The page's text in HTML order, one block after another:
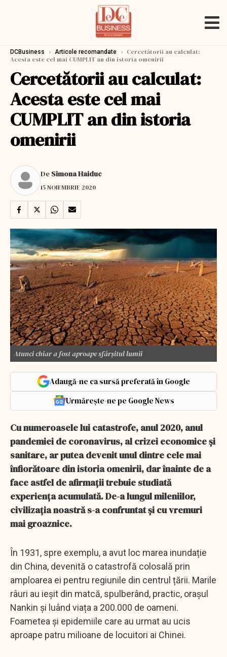
DCBusiness › Articole recomandate › Cercetătorii au calculat:
Acesta este cel mai CUMPLIT an din istoria omenirii
Cercetătorii au calculat:
Acesta este cel mai
CUMPLIT an din istoria
omenirii
De Simona Haiduc
15 NOIEMBRIE 2020
Atunci chiar a fost aproape sfârșitul lumii
Adaugă-ne ca sursă preferată în Google
Urmărește-ne pe Google News
Cu numeroasele lui catastrofe, anul 2020, anul
pandemiei de coronavirus, al crizei economice și
sanitare, ar putea devenit unul dintre cele mai
înfiorătoare din istoria omenirii, dar înainte de a
face astfel de afirmații trebuie studiată
experiența acumulată. De-a lungul mileniilor,
civilizația noastră s-a confruntat și cu vremuri
mai groaznice.
În 1931, spre exemplu, a avut loc marea inundație
din China, devenită o catastrofă colosală prin
amploarea ei pentru regiunile din centrul țării. Marile
râuri au ieșit din matcă, spulberând, practic, orașul
Nankin și luând viața a 200.000 de oameni.
Foametea și epidemiile care au urmat au ucis
aproape patru milioane de locuitori ai Chinei.